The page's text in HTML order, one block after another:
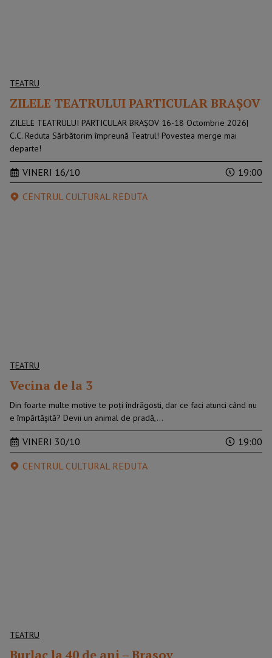
TEATRU
ZILELE TEATRULUI PARTICULAR BRAŞOV
ZILELE TEATRULUI PARTICULAR BRAŞOV 16-18 Octombrie 2026|
C.C. Reduta Sărbătorim împreună Teatrul! Povestea merge mai
departe!
VINERI 16/10
19:00
CENTRUL CULTURAL REDUTA
TEATRU
Vecina de la 3
Din foarte multe motive te poți îndrăgosti, dar ce faci atunci când nu
e împărtășită? Devii un animal de pradă,…
VINERI 30/10
19:00
CENTRUL CULTURAL REDUTA
TEATRU
Burlac la 40 de ani – Brasov